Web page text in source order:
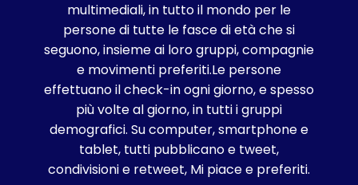
multimediali, in tutto il mondo per le
persone di tutte le fasce di età che si
seguono, insieme ai loro gruppi, compagnie
e movimenti preferiti.Le persone
effettuano il check-in ogni giorno, e spesso
più volte al giorno, in tutti i gruppi
demografici. Su computer, smartphone e
tablet, tutti pubblicano e tweet,
condivisioni e retweet, Mi piace e preferiti.